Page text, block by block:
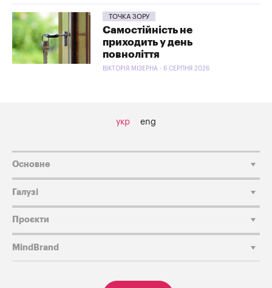
ТОЧКА ЗОРУ
Самостійність не
приходить у день
повноліття
ВІКТОРІЯ МІЗЕРНА - 6 СЕРПНЯ 2026
укр eng
Основне
Галузі
Проєкти
MindBrand